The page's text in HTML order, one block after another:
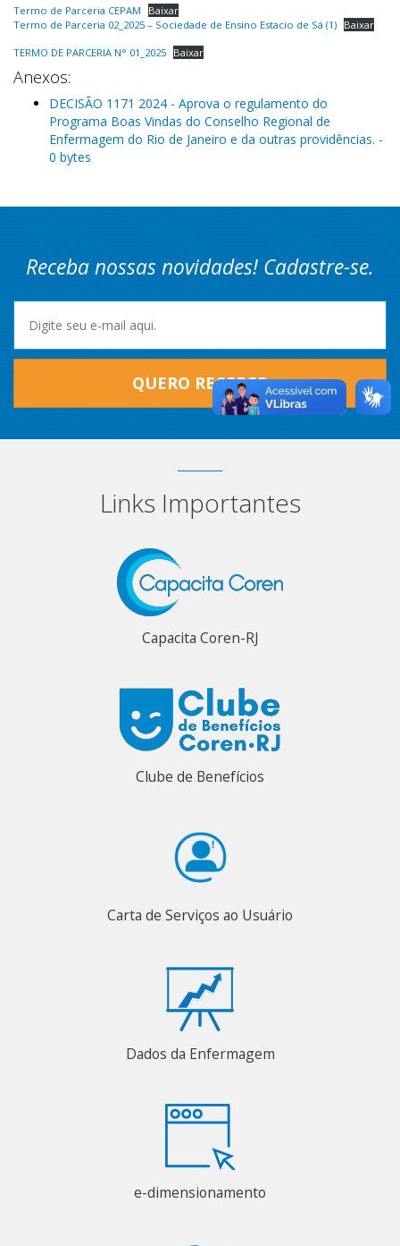
Termo de Parceria CEPAM
Baixar
Termo de Parceria 02_2025 – Sociedade de Ensino Estacio de Sá (1) Baixar
TERMO DE PARCERIA N° 01_2025 Baixar
Anexos:
DECISÃO 1171 2024 - Aprova o regulamento do
Programa Boas Vindas do Conselho Regional de
Enfermagem do Rio de Janeiro e da outras providências. -
0 bytes
Receba nossas novidades! Cadastre-se.
QUERO RECEBER
Links Importantes
Capacita Coren-RJ
Clube de Benefícios
Carta de Serviços ao Usuário
Dados da Enfermagem
e-dimensionamento